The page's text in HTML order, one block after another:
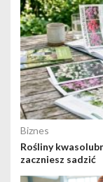
Biznes
Rośliny
zaczniesz sadzić